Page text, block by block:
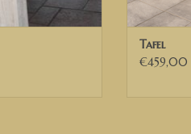
Tafel
€459,00